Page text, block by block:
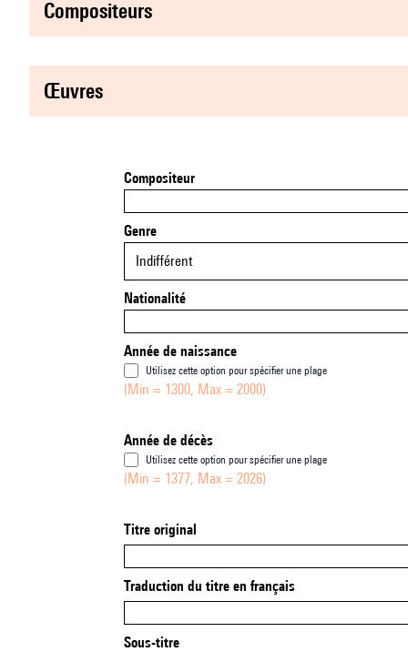
compositeurs
œuvres
Compositeur
Genre
Indifférent
Nationalité
Année de naissance
Utilisez cette option pour spécifier une plage
(Min = 1300, Max = 2000)
Année de décès
Utilisez cette option pour spécifier une plage
(Min = 1377, Max = 2026)
Titre original
Traduction du titre en français
Sous-titre